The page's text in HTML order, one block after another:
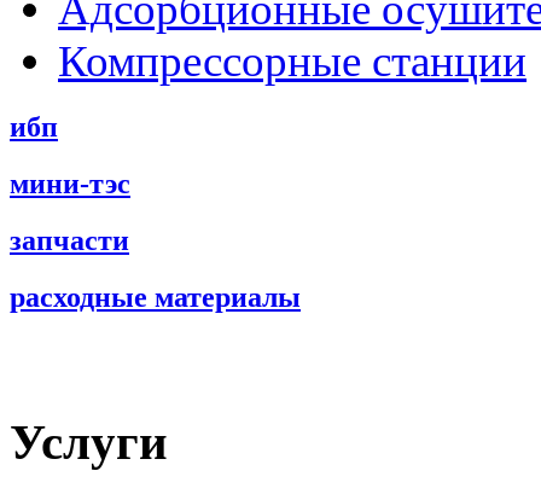
Компрессорные станции
ибп
мини-тэс
запчасти
расходные материалы
Услуги